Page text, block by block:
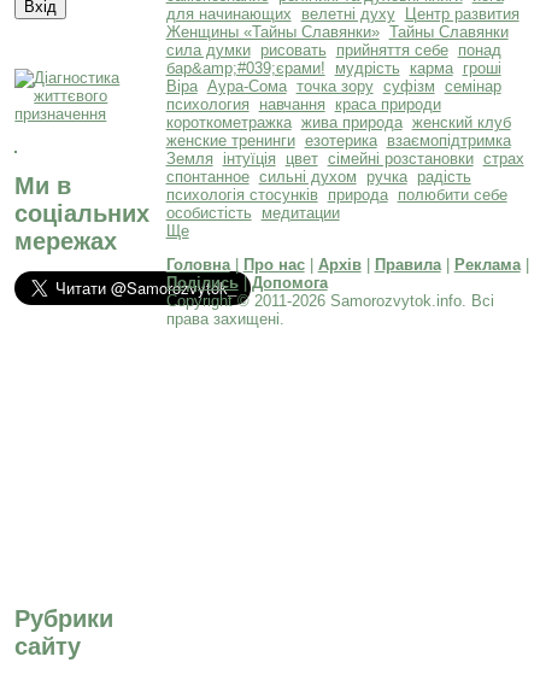
Ми в
соціальних
мережах
Рубрики
сайту
для начинающих
велетні духу
Центр развития
Женщины «Тайны Славянки» Тайны Славянки
сила думки
рисовать прийняття себе
понад
бар&amp;#039;єрами!
мудрість карма
гроші
Віра Аура-Сома точка зору суфізм семінар
психология
навчання
краса природи
короткометражка жива природа женский клуб
женские тренинги езотерика
взаємопідтримка
Земля
інтуїція цвет сімейні розстановки страх
спонтанное сильні духом ручка
радість
психологія стосунків
природа
полюбити себе
особистість
медитации
Ще
Головна| Про нас| Архів| Правила| Реклама|
Поділись|Допомога
Copyright © 2011-2026 Samorozvytok.info. Всі
права захищені.